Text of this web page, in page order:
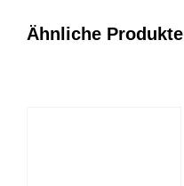
Ähnliche Produkte